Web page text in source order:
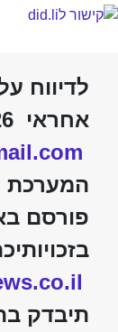
לדיווח
המערכת
פורסם
תיבדק